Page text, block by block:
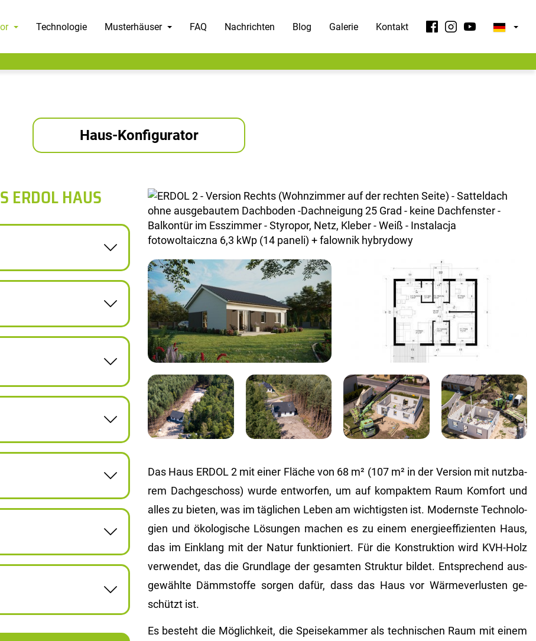
Technologie Musterhäuser FAQ Nachrichten Blog Galerie Kontakt
Haus-Konfigurator
Das Haus ERDOL 2 mit einer Flä­che von 68 m² (107 m² in der Ver­si­on mit nutz­ba­
rem Dach­ge­schoss) wurde ent­wor­fen, um auf kom­pak­tem Raum Kom­fort und
alles zu bie­ten, was im täg­li­chen Leben am wich­tigs­ten ist. Mo­derns­te Tech­no­lo­
gi­en und öko­lo­gi­sche Lö­sun­gen ma­chen es zu einem en­er­gie­ef­fi­zi­en­ten Haus,
das im Ein­klang mit der Natur funk­tio­niert. Für die Kon­struk­ti­on wird KVH-Holz
ver­wen­det, das die Grund­la­ge der ge­sam­ten Struk­tur bil­det. Ent­spre­chend aus­
ge­wähl­te Dämm­stof­fe sor­gen dafür, dass das Haus vor Wär­me­ver­lus­ten ge­
schützt ist.
Es be­steht die Mög­lich­keit, die Spei­se­kam­mer als tech­ni­schen Raum mit einem
ERDOL HAUS